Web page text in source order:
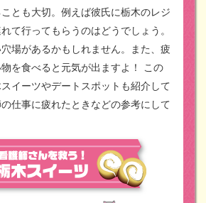
とも大切。例えば彼氏に栃木のレジ
て行ってもらうのはどうでしょう。
場があるかもしれません。また、疲
を食べると元気が出ますよ！
この
イーツやデートスポットも紹介して
仕事に疲れたときなどの参考にして